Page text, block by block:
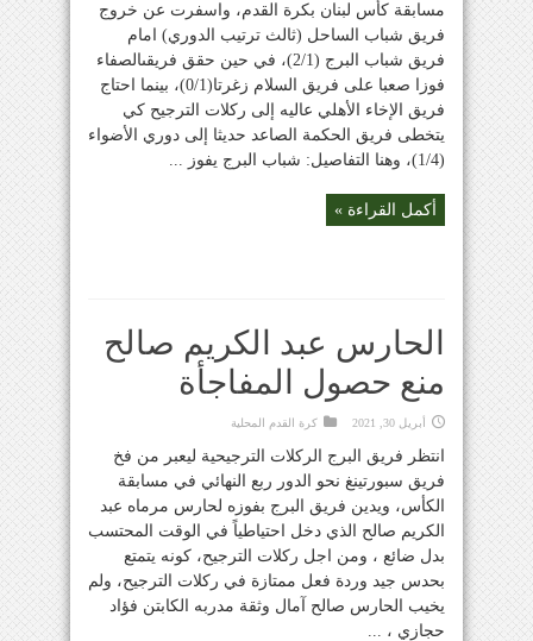
مسابقة كأس لبنان بكرة القدم، واسفرت عن خروج
فريق شباب الساحل (ثالث ترتيب الدوري) امام
فريق شباب البرج (2/1)، في حين حقق فريقىالصفاء
فوزا صعبا على فريق السلام زغرتا(0/1)، بينما احتاج
فريق الإخاء الأهلي عاليه إلى ركلات الترجيح كي
يتخطى فريق الحكمة الصاعد حديثا إلى دوري الأضواء
(1/4)، وهنا التفاصيل: شباب البرج يفوز ...
أكمل القراءة »
الحارس عبد الكريم صالح
منع حصول المفاجأة
أبريل 30, 2021 كرة القدم المحلية
انتظر فريق البرج الركلات الترجيحية ليعبر من فخ
فريق سبورتينغ نحو الدور ربع النهائي في مسابقة
الكأس، ويدين فريق البرج بفوزه لحارس مرماه عبد
الكريم صالح الذي دخل احتياطياً في الوقت المحتسب
بدل ضائع ، ومن اجل ركلات الترجيح، كونه يتمتع
بحدس جيد وردة فعل ممتازة في ركلات الترجيح، ولم
يخيب الحارس صالح آمال وثقة مدربه الكابتن فؤاد
حجازي ، ...